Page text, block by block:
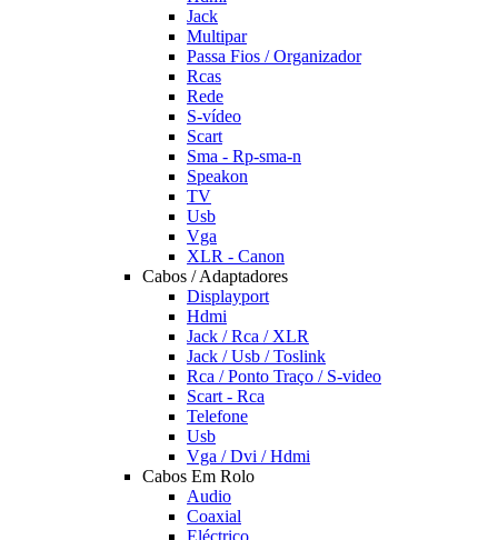
Jack
Multipar
Passa Fios / Organizador
Rcas
Rede
S-vídeo
Scart
Sma - Rp-sma-n
Speakon
TV
Usb
Vga
XLR - Canon
Cabos / Adaptadores
Displayport
Hdmi
Jack / Rca / XLR
Jack / Usb / Toslink
Rca / Ponto Traço / S-video
Scart - Rca
Telefone
Usb
Vga / Dvi / Hdmi
Cabos Em Rolo
Audio
Coaxial
Eléctrico